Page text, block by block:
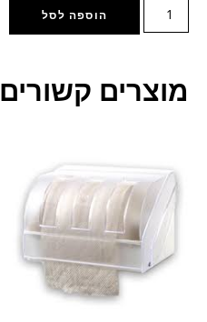
הוספה לסל
מוצרים קשורים